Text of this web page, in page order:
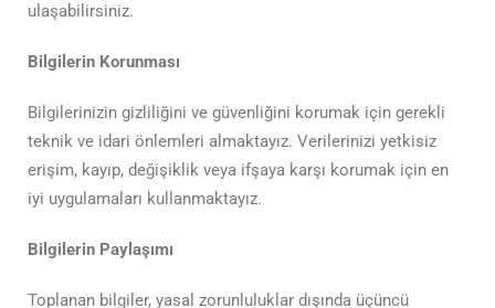
ulaşabilirsiniz.
Bilgilerin Korunması
Bilgilerinizin gizliliğini ve güvenliğini korumak için gerekli
teknik ve idari önlemleri almaktayız. Verilerinizi yetkisiz
erişim, kayıp, değişiklik veya ifşaya karşı korumak için en
iyi uygulamaları kullanmaktayız.
Bilgilerin Paylaşımı
Toplanan bilgiler, yasal zorunluluklar dışında üçüncü